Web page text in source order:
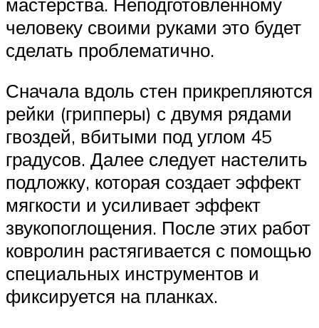
человеку своими руками это будет
сделать проблематично.
Сначала вдоль стен прикрепляются
рейки (грипперы) с двумя рядами
гвоздей, вбитыми под углом 45
градусов. Далее следует настелить
подложку, которая создает эффект
мягкости и усиливает эффект
звукопоглощения. После этих работ
ковролин растягивается с помощью
специальных инструментов и
фиксируется на планках.